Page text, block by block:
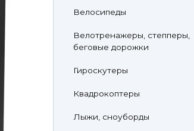
Велосипеды
Велотренажеры, степперы,
беговые дорожки
Гироскутеры
Квадрокоптеры
Лыжи, сноуборды